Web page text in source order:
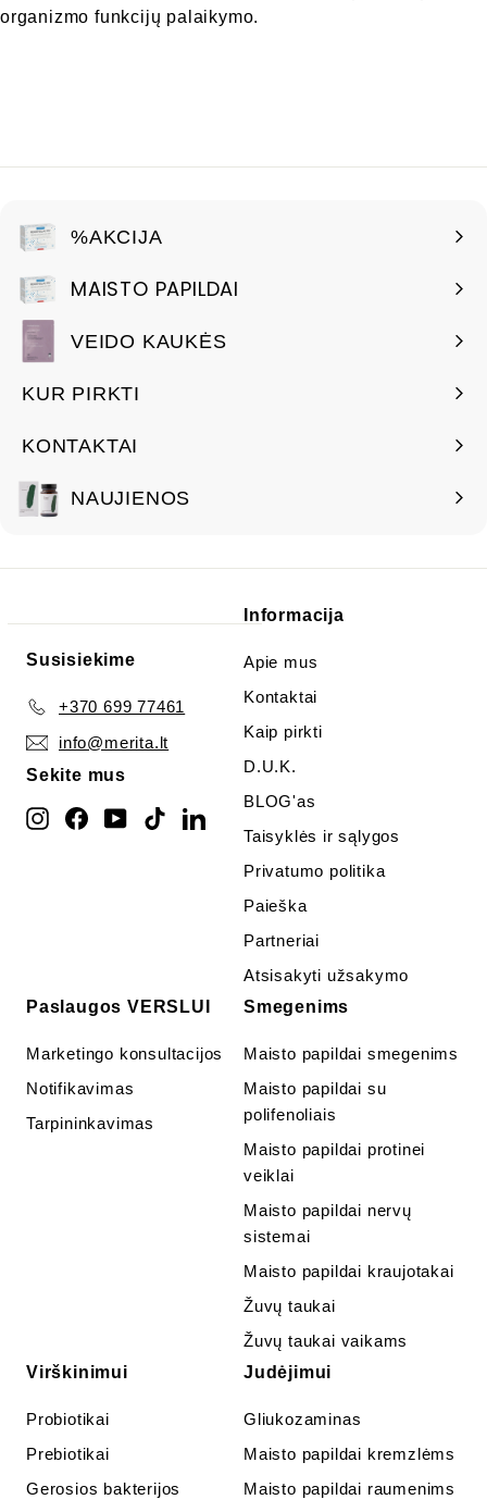
organizmo funkcijų palaikymo.
%AKCIJA
MAISTO PAPILDAI
VEIDO KAUKĖS
KUR PIRKTI
KONTAKTAI
NAUJIENOS
Susisiekime
+370 699 77461
info@merita.lt
Sekite mus
InstagramFacebookYouTube
TikTok
Informacija
Apie mus
Kontaktai
Kaip pirkti
D.U.K.
BLOG'as
Taisyklės ir sąlygos
Privatumo politika
Paieška
Partneriai
Atsisakyti užsakymo
Paslaugos VERSLUI
Marketingo konsultacijos
Notifikavimas
Tarpininkavimas
Smegenims
Maisto papildai smegenims
Maisto papildai su
polifenoliais
Maisto papildai protinei
veiklai
Maisto papildai nervų
sistemai
Maisto papildai kraujotakai
Žuvų taukai
Žuvų taukai vaikams
Virškinimui
Probiotikai
Prebiotikai
Gerosios bakterijos
Judėjimui
Gliukozaminas
Maisto papildai kremzlėms
Maisto papildai raumenims